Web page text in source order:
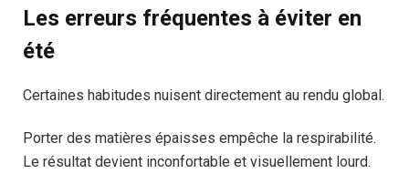
Les erreurs fréquentes à éviter en
été
Certaines habitudes nuisent directement au rendu global.
Porter des matières épaisses empêche la respirabilité.
Le résultat devient inconfortable et visuellement lourd.